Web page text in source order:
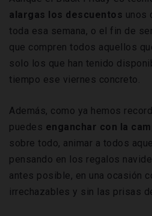
alargas los descuentos unos
toda esa semana, o el fin de
que compren todos aquellos
solo los que han tenido
tiempo ese viernes concreto.
Además, como ya hemos
puedes enganchar con la
sobre todo, animar a todos
pensando en los regalos
antes posible, en una ocasión
irrechazables y sin las prisas